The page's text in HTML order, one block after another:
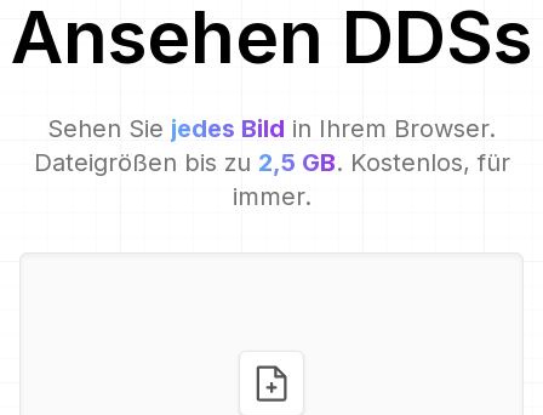
Ansehen DDSs
Sehen Sie jedes Bild in Ihrem Browser.
Dateigrößen bis zu 2,5 GB. Kostenlos, für
immer.